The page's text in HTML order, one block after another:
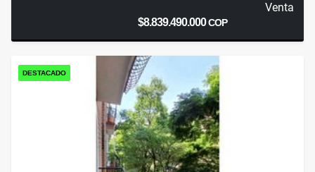
Venta
$8.839.490.000COP
DESTACADO